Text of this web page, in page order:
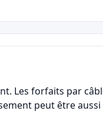
Les forfaits par
peut être